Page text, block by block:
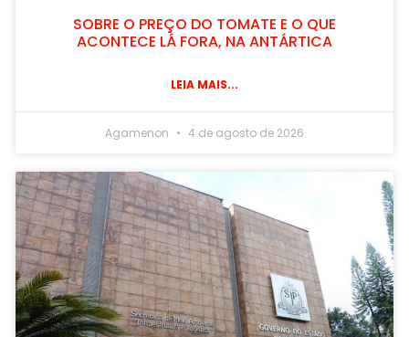
SOBRE O PREÇO DO TOMATE E O QUE
ACONTECE LÁ FORA, NA ANTÁRTICA
LEIA MAIS...
Agamenon 4 de agosto de 2026